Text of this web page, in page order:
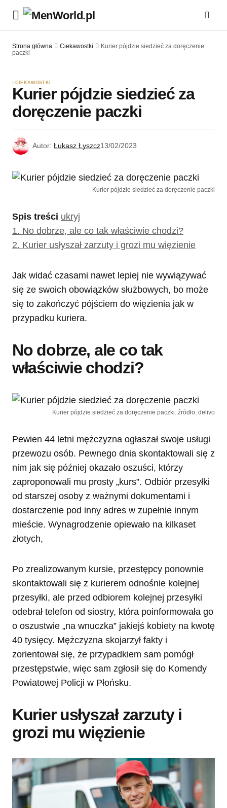
Strona główna Ciekawostki
Kurier pójdzie siedzieć za doręczenie
paczki
CIEKAWOSTKI
Kurier pójdzie siedzieć za
doręczenie paczki
Autor: Łukasz Łyszcz13/02/2023
Kurier pójdzie siedzieć za doręczenie paczki
Spis treści ukryj
1. No dobrze, ale co tak właściwie chodzi?
2. Kurier usłyszał zarzuty i grozi mu więzienie
Jak widać czasami nawet lepiej nie wywiązywać
się ze swoich obowiązków służbowych, bo może
się to zakończyć pójściem do więzienia jak w
przypadku kuriera.
No dobrze, ale co tak
właściwie chodzi?
Kurier pójdzie siedzieć za doręczenie paczki. źródło: delivo
Pewien 44 letni mężczyzna ogłaszał swoje usługi
przewozu osób. Pewnego dnia skontaktowali się z
nim jak się później okazało oszuści, którzy
zaproponowali mu prosty „kurs”. Odbiór przesyłki
od starszej osoby z ważnymi dokumentami i
dostarczenie pod inny adres w zupełnie innym
mieście. Wynagrodzenie opiewało na kilkaset
złotych,
Po zrealizowanym kursie, przestępcy ponownie
skontaktowali się z kurierem odnośnie kolejnej
przesyłki, ale przed odbiorem kolejnej przesyłki
odebrał telefon od siostry, która poinformowała go
o oszustwie „na wnuczka” jakiejś kobiety na kwotę
40 tysięcy. Mężczyzna skojarzył fakty i
zorientował się, że przypadkiem sam pomógł
przestępstwie, więc sam zgłosił się do Komendy
Powiatowej Policji w Płońsku.
Kurier usłyszał zarzuty i
grozi mu więzienie